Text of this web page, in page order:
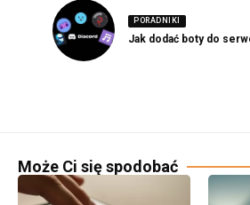
PORADNIKI
Jak dodać boty do
Może Ci się spodobać